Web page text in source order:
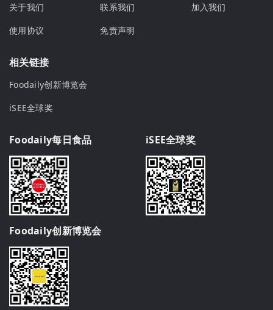
关于我们 联系我们
加入我们
使用协议
免责声明
相关链接
Foodaily创新博览会
iSEE全球奖
Foodaily每日食品 iSEE全球奖
Foodaily创新博览会